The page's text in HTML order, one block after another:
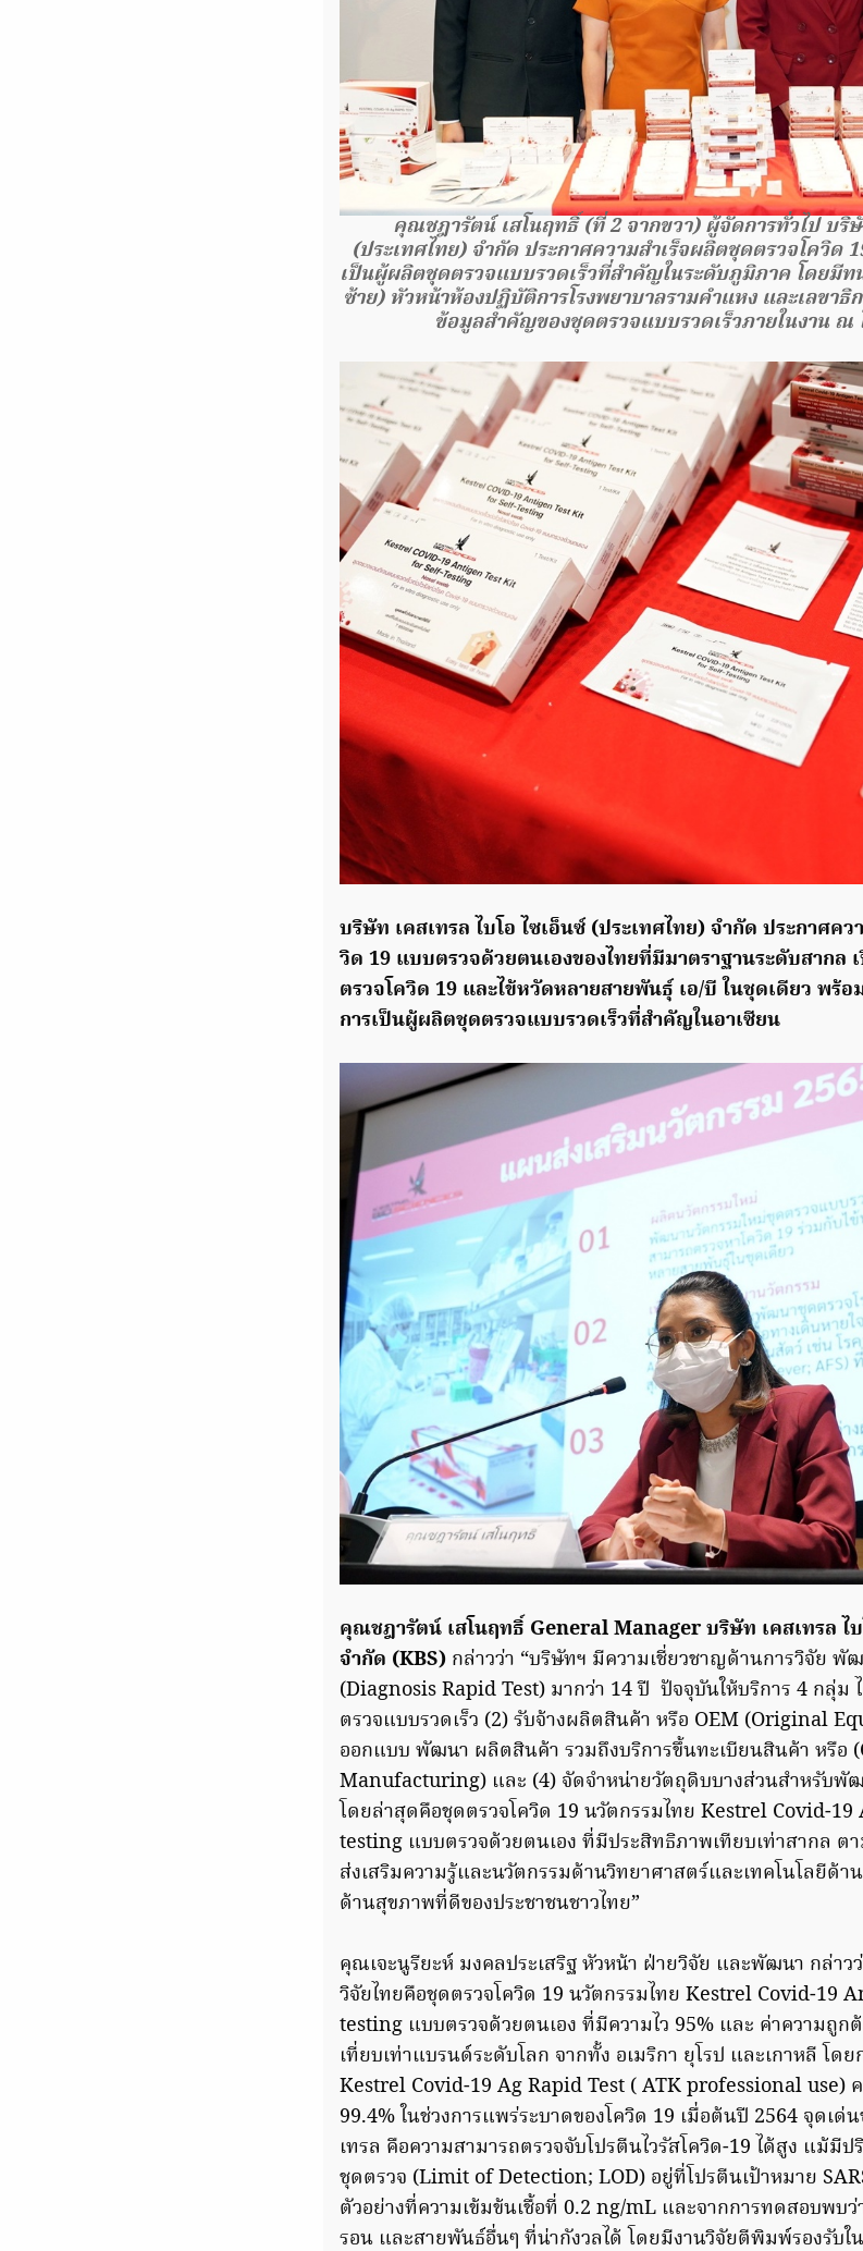
คุณชฎารัตน์ เสโนฤทธิ์ (ที่ 2 จากขวา) ผู้จัดการทั่วไป บริษั
(ประเทศไทย) จำกัด ประกาศความสำเร็จผลิตชุดตรวจโควิด
เป็นผู้ผลิตชุดตรวจแบบรวดเร็วที่สำคัญในระดับภูมิภาค โดยมี
ซ้าย) หัวหน้าห้องปฏิบัติการโรงพยาบาลรามคำแหง และเลขา
ข้อมูลสำคัญของชุดตรวจแบบรวดเร็วภายในงาน ณ
บริษัท เคสเทรล ไบโอ ไซเอ็นซ์ (ประเทศไทย) จำกัด ประกาศค
วิด 19 แบบตรวจด้วยตนเองของไทยที่มีมาตราฐานระดับสาก
ตรวจโควิด 19 และไข้หวัดหลายสายพันธุ์ เอ/บี ในชุดเดียว พร้อ
การเป็นผู้ผลิตชุดตรวจแบบรวดเร็วที่สำคัญในอาเซียน
คุณชฎารัตน์ เสโนฤทธิ์ General Manager บริษัท เคสเทรล ไบ
จำกัด (KBS) กล่าวว่า “บริษัทฯ มีความเชี่ยวชาญด้านการวิจัย พั
(Diagnosis Rapid Test) มากว่า 14 ปี ปัจจุบันให้บริการ 4 กลุ่ม
ตรวจแบบรวดเร็ว (2) รับจ้างผลิตสินค้า หรือ OEM (Original
ออกแบบ พัฒนา ผลิตสินค้า รวมถึงบริการขึ้นทะเบียนสินค้า หรือ
Manufacturing) และ (4) จัดจำหน่ายวัตถุดิบบางส่วนสำหรับพั
โดยล่าสุดคือชุดตรวจโควิด 19 นวัตกรรมไทย Kestrel Covid-
testing แบบตรวจด้วยตนเอง ที่มีประสิทธิภาพเทียบเท่าสากล ต
ส่งเสริมความรู้และนวัตกรรมด้านวิทยาศาสตร์และเทคโนโลยีด้
ด้านสุขภาพที่ดีของประชาชนชาวไทย”
คุณเจะนูรียะห์ มงคลประเสริฐ หัวหน้า ฝ่ายวิจัย และพัฒนา กล่าว
วิจัยไทยคือชุดตรวจโควิด 19 นวัตกรรมไทย Kestrel Covid-19
testing แบบตรวจด้วยตนเอง ที่มีความไว 95% และ ค่าความถู
เที่ยบเท่าแบรนด์ระดับโลก จากทั้ง อเมริกา ยุโรป และเกาหลี โ
Kestrel Covid-19 Ag Rapid Test ( ATK professional use)
99.4% ในช่วงการแพร่ระบาดของโควิด 19 เมื่อต้นปี 2564 จุดเด่
เทรล คือความสามารถตรวจจับโปรตีนไวรัสโควิด-19 ได้สูง แม้
ชุดตรวจ (Limit of Detection; LOD) อยู่ที่โปรตีนเป้าหมาย
ตัวอย่างที่ความเข้มข้นเชื้อที่ 0.2 ng/mL และจากการทดสอบพบ
รอน และสายพันธ์อื่นๆ ที่น่ากังวลได้ โดยมีงานวิจัยตีพิมพ์รองรับใ